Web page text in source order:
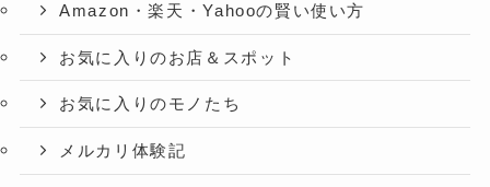
Amazon・楽天・Yahooの賢い使い方
お気に入りのお店＆スポット
お気に入りのモノたち
メルカリ体験記